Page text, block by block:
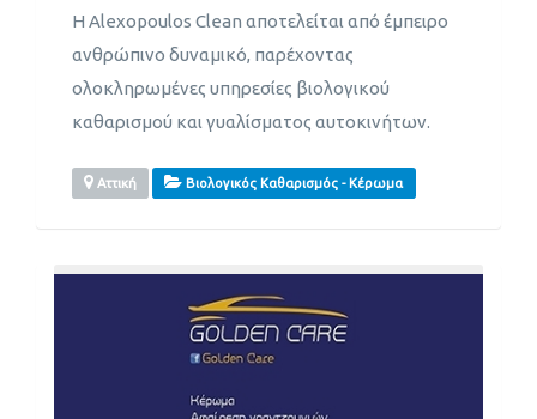
Η Alexopoulos Clean αποτελείται από έμπειρο
ανθρώπινο δυναμικό, παρέχοντας
ολοκληρωμένες υπηρεσίες βιολογικού
καθαρισμού και γυαλίσματος αυτοκινήτων.
Αττική Βιολογικός Καθαρισμός - Κέρωμα